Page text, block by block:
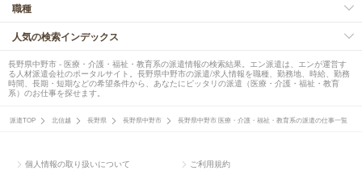
職種
人気の検索インデックス
長野県中野市 - 医療・介護・福祉・教育系の派遣情報の検索結果。エン派遣は、エンが運営す
る人材派遣会社のポータルサイト。長野県中野市の派遣/求人情報を職種、勤務地、時給、勤務
時間、長期・短期などの希望条件から、あなたにピッタリの派遣（医療・介護・福祉・教育
系）のお仕事を探せます。
派遣TOP 北信越 長野県 長野県中野市 長野県中野市 医療・介護・福祉・教育系の派遣の仕事一覧
個人情報の取り扱いについて ご利用規約